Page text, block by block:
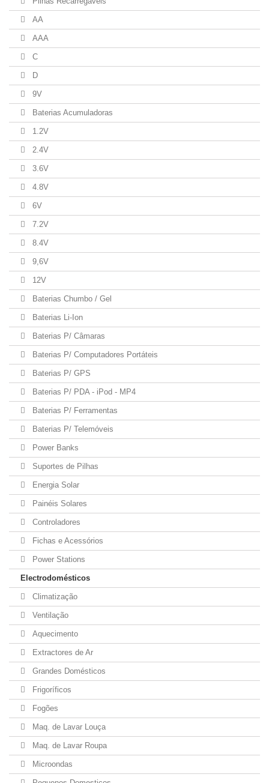
AA
AAA
C
D
9V
Baterias Acumuladoras
1.2V
2.4V
3.6V
4.8V
6V
7.2V
8.4V
9,6V
12V
Baterias Chumbo / Gel
Baterias Li-Ion
Baterias P/ Câmaras
Baterias P/ Computadores Portáteis
Baterias P/ GPS
Baterias P/ PDA - iPod - MP4
Baterias P/ Ferramentas
Baterias P/ Telemóveis
Power Banks
Suportes de Pilhas
Energia Solar
Painéis Solares
Controladores
Fichas e Acessórios
Power Stations
Electrodomésticos
Climatização
Ventilação
Aquecimento
Extractores de Ar
Grandes Domésticos
Frigoríficos
Fogões
Maq. de Lavar Louça
Maq. de Lavar Roupa
Microondas